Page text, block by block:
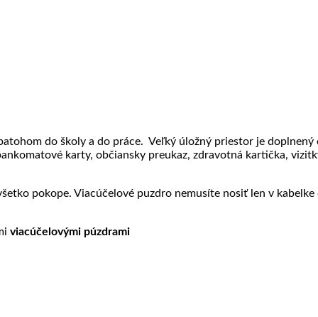
do školy a do práce. Veľký úložný priestor je doplnený
karty, občiansky preukaz, zdravotná kartička,
pokope. Viacúčelové puzdro nemusíte nosiť len v
viacúčelovými púzdrami